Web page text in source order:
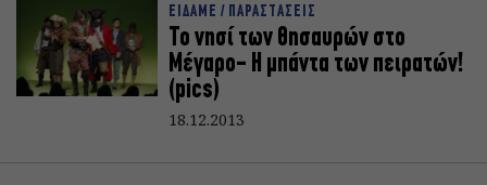
ΕΙΔΑΜΕ / ΠΑΡΑΣΤΑΣΕΙΣ
Το νησί των θησαυρών στο
Μέγαρο- Η μπάντα των πειρατών!
(pics)
18.12.2013